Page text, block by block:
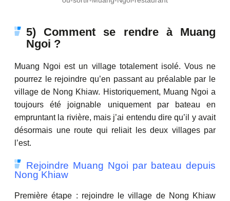
5) Comment se rendre à Muang
Ngoi ?
Muang Ngoi est un village totalement isolé. Vous ne
pourrez le rejoindre qu’en passant au préalable par le
village de Nong Khiaw. Historiquement, Muang Ngoi a
toujours été joignable uniquement par bateau en
empruntant la rivière, mais j’ai entendu dire qu’il y avait
désormais une route qui reliait les deux villages par
l’est.
Rejoindre Muang Ngoi par bateau depuis
Nong Khiaw
Première étape : rejoindre le village de Nong Khiaw